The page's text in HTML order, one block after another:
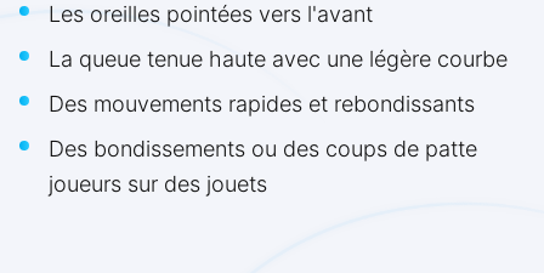
Les oreilles pointées vers l'avant
La queue tenue haute avec une légère courbe
Des mouvements rapides et rebondissants
Des bondissements ou des coups de patte
joueurs sur des jouets